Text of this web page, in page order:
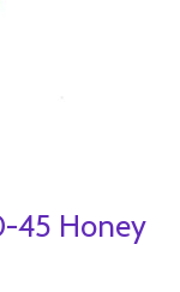
45 Honey